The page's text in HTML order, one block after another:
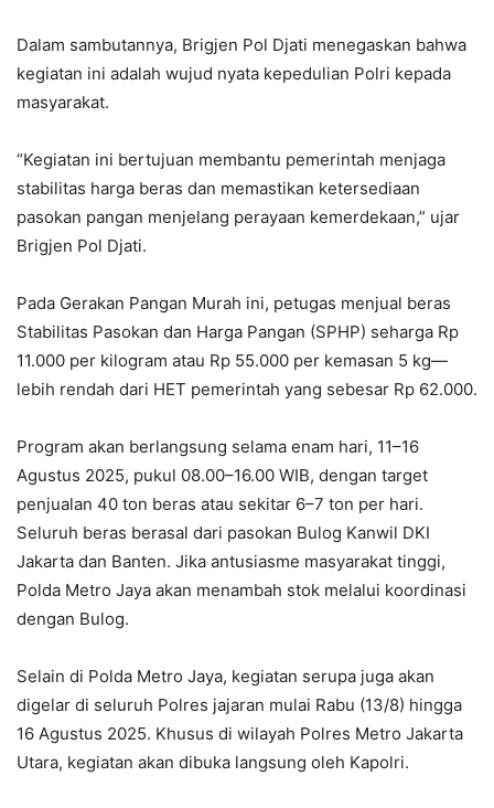
Dalam sambutannya, Brigjen Pol Djati menegaskan bahwa
kegiatan ini adalah wujud nyata kepedulian Polri kepada
masyarakat.
“Kegiatan ini bertujuan membantu pemerintah menjaga
stabilitas harga beras dan memastikan ketersediaan
pasokan pangan menjelang perayaan kemerdekaan,” ujar
Brigjen Pol Djati.
Pada Gerakan Pangan Murah ini, petugas menjual beras
Stabilitas Pasokan dan Harga Pangan (SPHP) seharga Rp
11.000 per kilogram atau Rp 55.000 per kemasan 5 kg—
lebih rendah dari HET pemerintah yang sebesar Rp 62.000.
Program akan berlangsung selama enam hari, 11–16
Agustus 2025, pukul 08.00–16.00 WIB, dengan target
penjualan 40 ton beras atau sekitar 6–7 ton per hari.
Seluruh beras berasal dari pasokan Bulog Kanwil DKI
Jakarta dan Banten. Jika antusiasme masyarakat tinggi,
Polda Metro Jaya akan menambah stok melalui koordinasi
dengan Bulog.
Selain di Polda Metro Jaya, kegiatan serupa juga akan
digelar di seluruh Polres jajaran mulai Rabu (13/8) hingga
16 Agustus 2025. Khusus di wilayah Polres Metro Jakarta
Utara, kegiatan akan dibuka langsung oleh Kapolri.